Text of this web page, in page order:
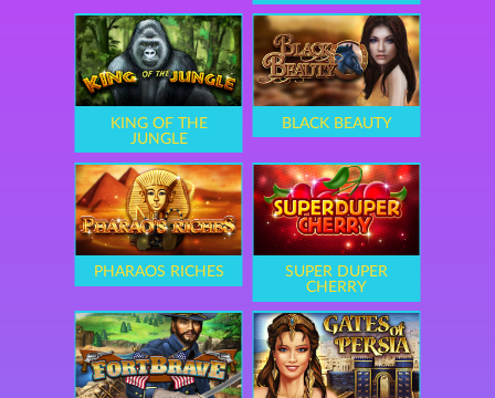
KING OF THE
JUNGLE
BLACK BEAUTY
PHARAOS RICHES
SUPER DUPER
CHERRY